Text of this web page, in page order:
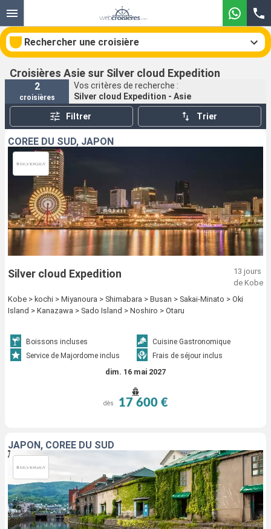
Rechercher une croisière
Nos destinations
Mois de départ
Ports
Rechercher
Croisières Asie sur Silver cloud Expedition
2
croisières
Vos critères de recherche :
Silver cloud Expedition - Asie
Filtrer Trier
CORÉE DU SUD, JAPON
Silver cloud Expedition
13 jours
de Kobe
Kobe > kochi > Miyanoura > Shimabara > Busan > Sakai-Minato > Oki
Island > Kanazawa > Sado Island > Noshiro > Otaru
Boissons incluses
Cuisine Gastronomique
Service de Majordome inclus
Frais de séjour inclus
dim. 16 mai 2027
dès 17 600 €
JAPON, CORÉE DU SUD